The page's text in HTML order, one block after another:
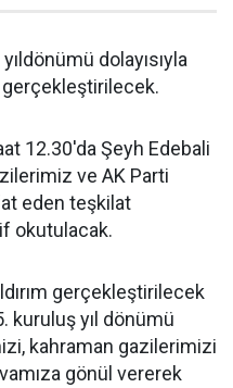
dolayısıyla
12.30'da Şeyh Edebali
ve AK Parti
eden teşkilat
okutulacak.
gerçekleştirilecek
kuruluş yıl dönümü
kahraman gazilerimizi
gönül vererek